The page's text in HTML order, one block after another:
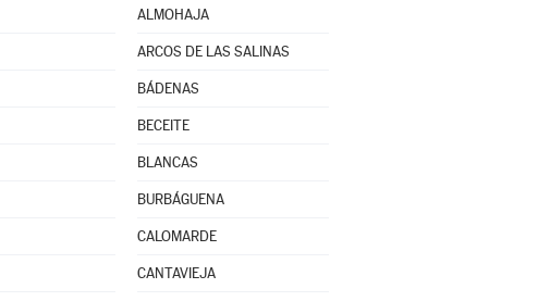
ALMOHAJA
ARCOS DE LAS SALINAS
BÁDENAS
BECEITE
BLANCAS
BURBÁGUENA
CALOMARDE
CANTAVIEJA